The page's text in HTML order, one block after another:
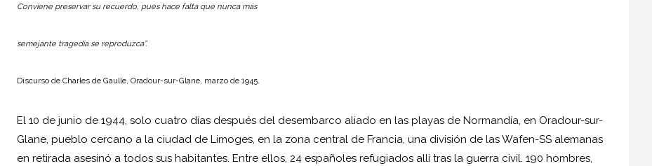
Conviene preservar su recuerdo, pues hace falta que nunca más
semejante tragedia se reproduzca”.
Discurso de Charles de Gaulle , Oradour-sur-Glane, marzo de 1945.
El 10 de junio de 1944, solo cuatro días después del desembarco aliado en las playas de Normandía, en Oradour-sur-
Glane, pueblo cercano a la ciudad de Limoges, en la zona central de Francia, una división de las Wafen-SS alemanas
en retirada asesinó a todos sus habitantes. Entre ellos, 24 españoles refugiados allí tras la guerra civil. 190 hombres,